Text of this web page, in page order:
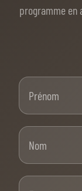
programme en